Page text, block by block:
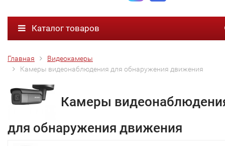
Каталог товаров
Главная
Видеокамеры
Камеры видеонаблюдения для обнаружения движения
Камеры
для обнаружения движения